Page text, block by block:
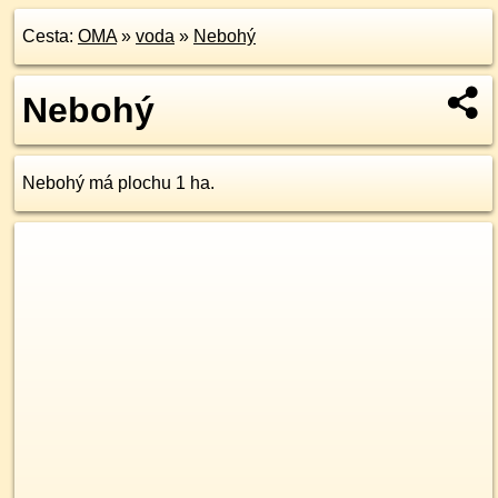
Cesta: OMA» voda » Nebohý
Nebohý
Nebohý má plochu 1 ha.